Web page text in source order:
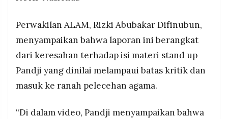
Perwakilan ALAM, Rizki Abubakar Difinubun,
menyampaikan bahwa laporan ini berangkat
dari keresahan terhadap isi materi stand up
Pandji yang dinilai melampaui batas kritik dan
masuk ke ranah pelecehan agama.
“Di dalam video, Pandji menyampaikan bahwa